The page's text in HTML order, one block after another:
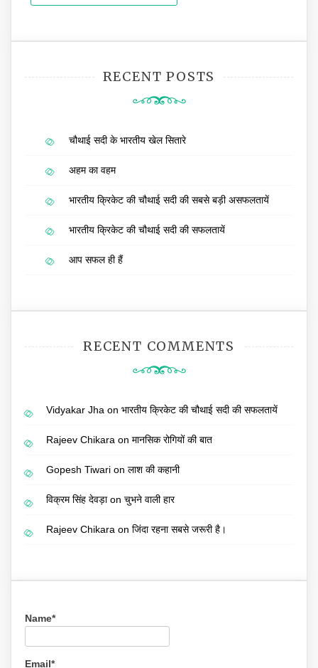
RECENT POSTS
चौथाई सदी के भारतीय खेल सितारे
अहम का वहम
भारतीय क्रिकेट की चौथाई सदी की सबसे बड़ी असफलतायें
भारतीय क्रिकेट की चौथाई सदी की सफलतायें
आप सफल ही हैं
RECENT COMMENTS
Vidyakar Jha on भारतीय क्रिकेट की चौथाई सदी की सफलतायें
Rajeev Chikara on मानसिक रोगियों की बात
Gopesh Tiwari on लाश की कहानी
विक्रम सिंह देवड़ाon चुभने वाली हार
Rajeev Chikara on जिंदा रहना सबसे जरूरी है।
Name*
Email*